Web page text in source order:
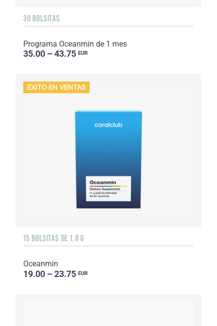
30 BOLSITAS
Programa Oceanmin de 1 mes
35.00 – 43.75 EUR
EXITO EN VENTAS
15 BOLSITAS DE 1,0 G
Oceanmin
19.00 – 23.75 EUR